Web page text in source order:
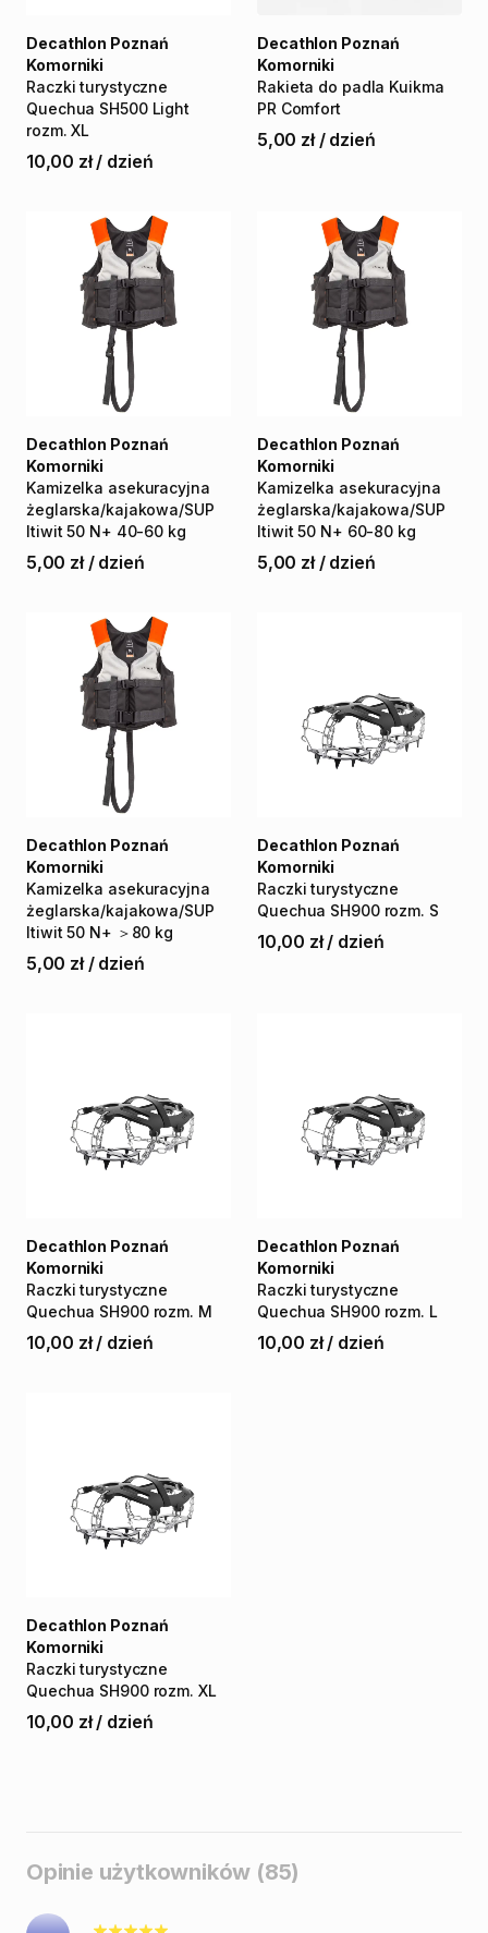
Raczki turystyczne
Quechua SH500 Light
rozm. XL
Decathlon Poznań
Komorniki
10,00 zł / dzień
Rakieta do padla Kuikma
PR Comfort
Decathlon Poznań
Komorniki
5,00 zł / dzień
Kamizelka asekuracyjna
żeglarska​/​kajakowa​/​SUP
Itiwit 50 N+ 40-60 kg
Decathlon Poznań
Komorniki
5,00 zł / dzień
Kamizelka asekuracyjna
żeglarska​/​kajakowa​/​SUP
Itiwit 50 N+ 60-80 kg
Decathlon Poznań
Komorniki
5,00 zł / dzień
Kamizelka asekuracyjna
żeglarska​/​kajakowa​/​SUP
Itiwit 50 N+ ＞80 kg
Decathlon Poznań
Komorniki
5,00 zł / dzień
Raczki turystyczne
Quechua SH900 rozm. S
Decathlon Poznań
Komorniki
10,00 zł / dzień
Raczki turystyczne
Quechua SH900 rozm. M
Decathlon Poznań
Komorniki
10,00 zł / dzień
Raczki turystyczne
Quechua SH900 rozm. L
Decathlon Poznań
Komorniki
10,00 zł / dzień
Raczki turystyczne
Quechua SH900 rozm. XL
Decathlon Poznań
Komorniki
10,00 zł / dzień
Opinie użytkowników (85)